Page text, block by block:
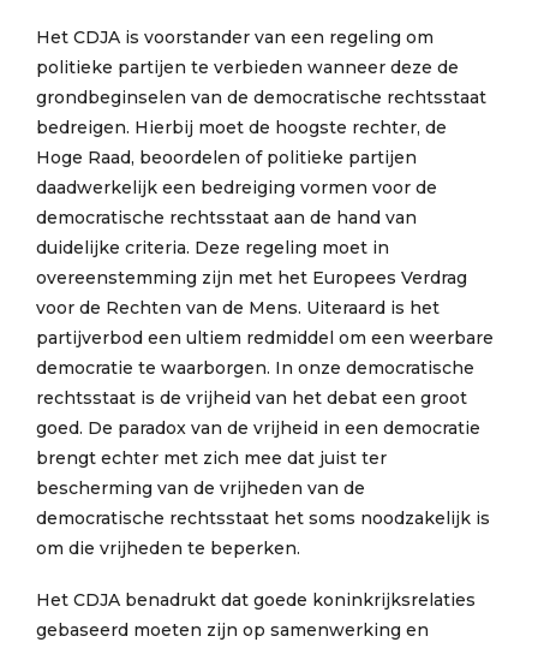
Het CDJA is voorstander van een regeling om
politieke partijen te verbieden wanneer deze de
grondbeginselen van de democratische rechtsstaat
bedreigen. Hierbij moet de hoogste rechter, de
Hoge Raad, beoordelen of politieke partijen
daadwerkelijk een bedreiging vormen voor de
democratische rechtsstaat aan de hand van
duidelijke criteria. Deze regeling moet in
overeenstemming zijn met het Europees Verdrag
voor de Rechten van de Mens. Uiteraard is het
partijverbod een ultiem redmiddel om een weerbare
democratie te waarborgen. In onze democratische
rechtsstaat is de vrijheid van het debat een groot
goed. De paradox van de vrijheid in een democratie
brengt echter met zich mee dat juist ter
bescherming van de vrijheden van de
democratische rechtsstaat het soms noodzakelijk is
om die vrijheden te beperken.
Het CDJA benadrukt dat goede koninkrijksrelaties
gebaseerd moeten zijn op samenwerking en